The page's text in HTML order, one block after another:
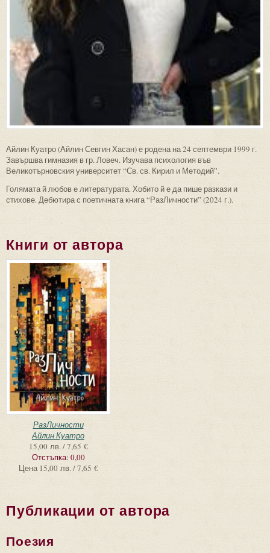
Айлин Куатро (Айлин Севгин Хасан) е родена на 24 септември 1999 г.
Завършва гимназия в гр. Ловеч. Изучава психология във
Великотърновския университет “Св. св. Кирил и Методий”.
Голямата й любов е литературата. Хобито й е да пише разкази и
стихове. Дебютира с поетичната книга “РазЛичности” (2024 г.).
Книги от автора
РазЛичности
Айлин Куатро
15,00 лв. / 7,65 €
Отстъпка: 0,00
Цена 15,00 лв. / 7,65 €
Публикации от автора
Поезия